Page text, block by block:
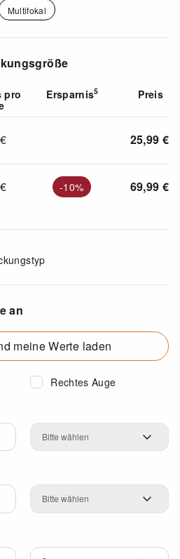
Multifokal
pro
Ersparnis5 Preis
€ 25,99 €
€ -10% 69,99 €
an
meine Werte laden
Rechtes Auge
Dioptrien
Basiskurve